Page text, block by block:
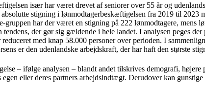
især har været drevet af seniorer over 55 år og
stigning i lønmodtagerbeskæftigelsen fra 2019 til
gruppen har der været en stigning på 222 lønmodtagere,
der gør sig gældende i hele landet. I analysen peges
med knap 58.000 personer over perioden. I
er den udenlandske arbejdskraft, der har haft den største
– ifølge analysen – blandt andet tilskrives demografi,
eller deres partners arbejdsindtægt. Derudover kan